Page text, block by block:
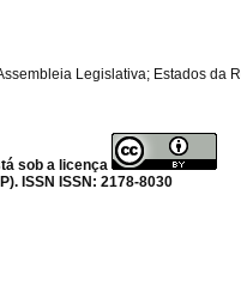
Legislativa; Estados da
sob a licença
ISSN ISSN: 2178-8030